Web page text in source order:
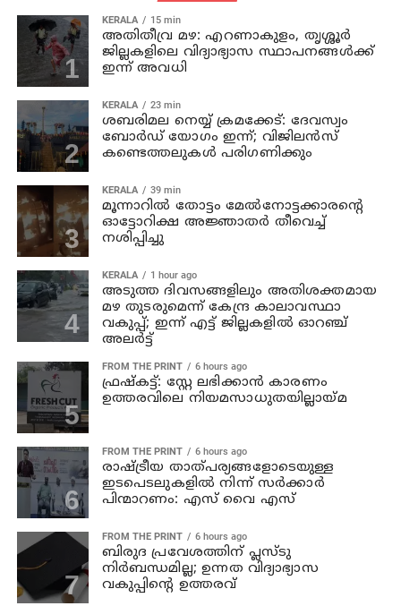
KERALA 15 min
അതിതീവ്ര മഴ: എറണാകുളം, തൃശ്ശൂർ
ജില്ലകളിലെ വിദ്യാഭ്യാസ സ്ഥാപനങ്ങൾക്ക്
ഇന്ന് അവധി
KERALA 23 min
ശബരിമല നെയ്യ് ക്രമക്കേട്: ദേവസ്വം
ബോർഡ് യോഗം ഇന്ന്; വിജിലൻസ്
കണ്ടെത്തലുകൾ പരിഗണിക്കും
KERALA 39 min
മൂന്നാറില്‍ തോട്ടം മേല്‍നോട്ടക്കാരന്റെ
ഓട്ടോറിക്ഷ അജ്ഞാതര്‍ തീവെച്ച്
നശിപ്പിച്ചു
KERALA 1 hour ago
അടുത്ത ദിവസങ്ങളിലും അതിശക്തമായ
മഴ തുടരുമെന്ന് കേന്ദ്ര കാലാവസ്ഥാ
വകുപ്പ്; ഇന്ന് എട്ട് ജില്ലകളിൽ ഓറഞ്ച്
അലർട്ട്
FROM THE PRINT 6 hours ago
ഫ്രഷ്‌കട്ട്: സ്റ്റേ ലഭിക്കാന്‍ കാരണം
ഉത്തരവിലെ നിയമസാധുതയില്ലായ്മ
FROM THE PRINT 6 hours ago
രാഷ്ട്രീയ താത്പര്യങ്ങളോടെയുള്ള
ഇടപെടലുകളില്‍ നിന്ന് സര്‍ക്കാര്‍
പിന്മാറണം: എസ് വൈ എസ്
FROM THE PRINT 6 hours ago
ബിരുദ പ്രവേശത്തിന് പ്ലസ്ടു
നിര്‍ബന്ധമില്ല; ഉന്നത വിദ്യാഭ്യാസ
വകുപ്പിന്റെ ഉത്തരവ്